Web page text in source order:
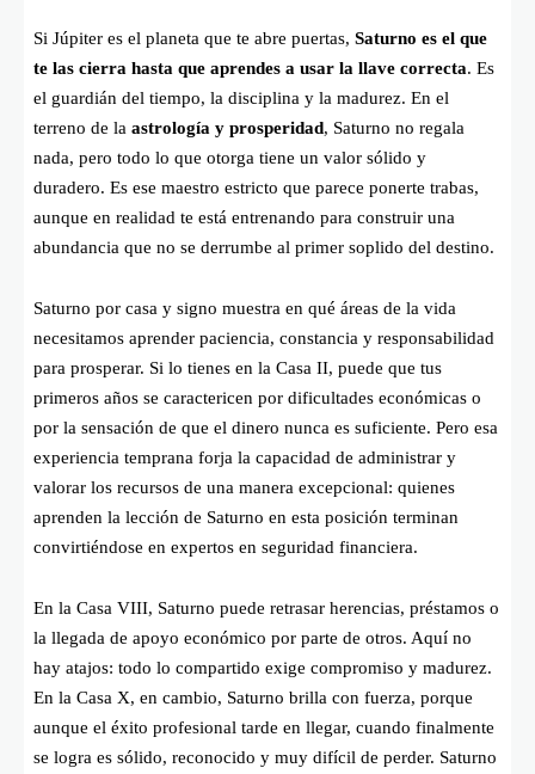
Si Júpiter es el planeta que te abre puertas, Saturno es el que
te las cierra hasta que aprendes a usar la llave correcta. Es
el guardián del tiempo, la disciplina y la madurez. En el
terreno de la astrología y prosperidad, Saturno no regala
nada, pero todo lo que otorga tiene un valor sólido y
duradero. Es ese maestro estricto que parece ponerte trabas,
aunque en realidad te está entrenando para construir una
abundancia que no se derrumbe al primer soplido del destino.
Saturno por casa y signo muestra en qué áreas de la vida
necesitamos aprender paciencia, constancia y responsabilidad
para prosperar. Si lo tienes en la Casa II, puede que tus
primeros años se caractericen por dificultades económicas o
por la sensación de que el dinero nunca es suficiente. Pero esa
experiencia temprana forja la capacidad de administrar y
valorar los recursos de una manera excepcional: quienes
aprenden la lección de Saturno en esta posición terminan
convirtiéndose en expertos en seguridad financiera.
En la Casa VIII, Saturno puede retrasar herencias, préstamos o
la llegada de apoyo económico por parte de otros. Aquí no
hay atajos: todo lo compartido exige compromiso y madurez.
En la Casa X, en cambio, Saturno brilla con fuerza, porque
aunque el éxito profesional tarde en llegar, cuando finalmente
se logra es sólido, reconocido y muy difícil de perder. Saturno